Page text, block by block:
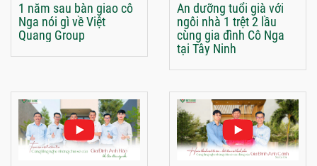
1 năm sau bàn giao cô
Nga nói gì về Việt
Quang Group
An dưỡng tuổi già với
ngôi nhà 1 trệt 2 lầu
cùng gia đình Cô Nga
tại Tây Ninh